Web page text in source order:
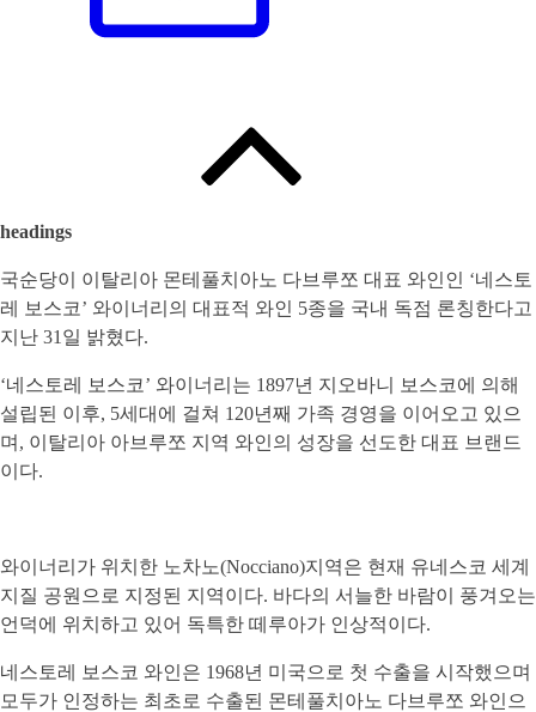
headings
국순당이 이탈리아 몬테풀치아노 다브루쪼 대표 와인인 ‘네스토
레 보스코’ 와이너리의 대표적 와인 5종을 국내 독점 론칭한다고
지난 31일 밝혔다.
‘네스토레 보스코’ 와이너리는 1897년 지오바니 보스코에 의해
설립된 이후, 5세대에 걸쳐 120년째 가족 경영을 이어오고 있으
며, 이탈리아 아브루쪼 지역 와인의 성장을 선도한 대표 브랜드
이다.
와이너리가 위치한 노차노(Nocciano)지역은 현재 유네스코 세계
지질 공원으로 지정된 지역이다. 바다의 서늘한 바람이 풍겨오는
언덕에 위치하고 있어 독특한 떼루아가 인상적이다.
네스토레 보스코 와인은 1968년 미국으로 첫 수출을 시작했으며
모두가 인정하는 최초로 수출된 몬테풀치아노 다브루쪼 와인으